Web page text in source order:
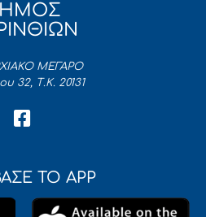
ΜΕΓΑΡΟ
32, Τ.Κ. 20131
ΤΟ APP